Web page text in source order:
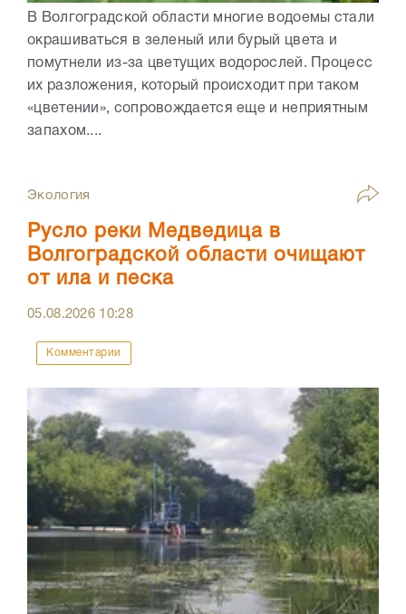
В Волгоградской области многие водоемы стали
окрашиваться в зеленый или бурый цвета и
помутнели из-за цветущих водорослей. Процесс
их разложения, который происходит при таком
«цветении», сопровождается еще и неприятным
запахом....
Экология
Русло реки Медведица в
Волгоградской области очищают
от ила и песка
05.08.2026 10:28
Комментарии